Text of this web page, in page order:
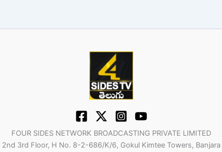
FOUR SIDES NETWORK BROADCASTING PRIVATE LIMITED
2nd 3rd Floor, H No. 8-2-686/K/6, Gokul Kimtee Towers, Banjara